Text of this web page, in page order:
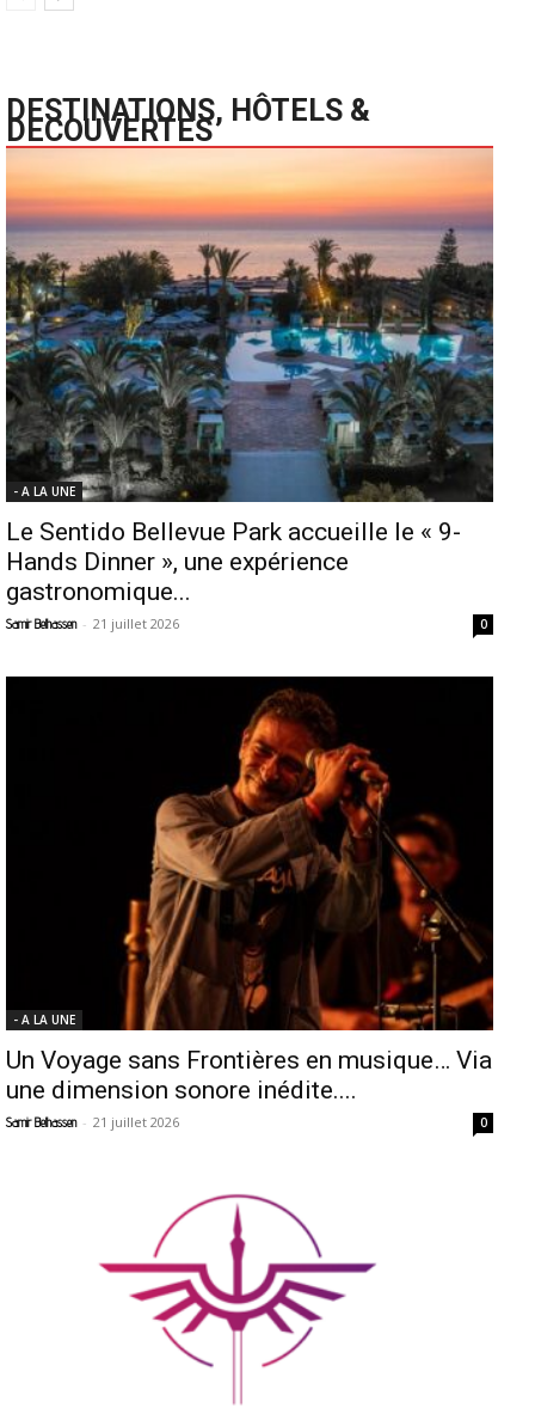
DESTINATIONS, HÔTELS &
DECOUVERTES
- A LA UNE
Le Sentido Bellevue Park accueille le « 9-
Hands Dinner », une expérience
gastronomique...
Samir Belhassen - 21 juillet 2026 0
- A LA UNE
Un Voyage sans Frontières en musique… Via
une dimension sonore inédite....
Samir Belhassen - 21 juillet 2026 0